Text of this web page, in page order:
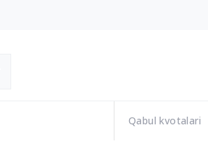
Qabul kvotalari